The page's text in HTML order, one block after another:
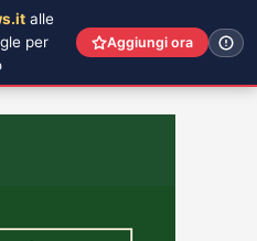
alle
per
Aggiungi ora